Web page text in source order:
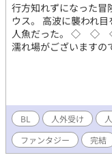
行方知れずになった冒
ウス。 高波に襲われ
人魚だった。 ◇ ◇ ◇
濡れ場がございますの
BL 人外受け
ファンタジー
完結